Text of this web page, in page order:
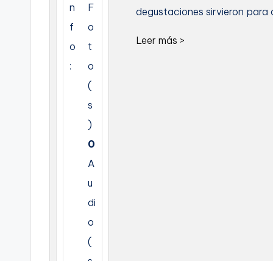
n
f
o
:
F
o
t
o
(
s
)
0
A
u
di
o
(
degustaciones sirvieron
Leer más >